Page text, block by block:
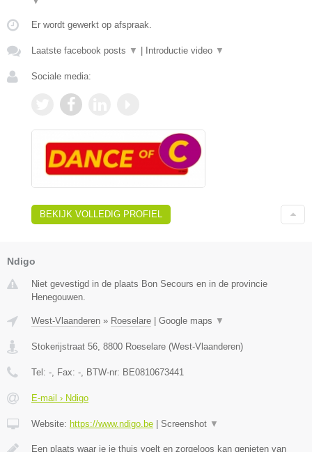
Er wordt gewerkt op afspraak.
Laatste facebook posts ▼ | Introductie video ▼
Sociale media:
BEKIJK VOLLEDIG PROFIEL
Ndigo
Niet gevestigd in de plaats Bon Secours en in de provincie
Henegouwen.
West-Vlaanderen » Roeselare Google maps ▼
Stokerijstraat 56 8800 Roeselare (West-Vlaanderen)
Tel: - , Fax: - , BTW-nr: BE0810673441
E-mail › Ndigo
Website: https://www.ndigo.be Screenshot ▼
Een plaats waar je je thuis voelt en zorgeloos kan genieten van